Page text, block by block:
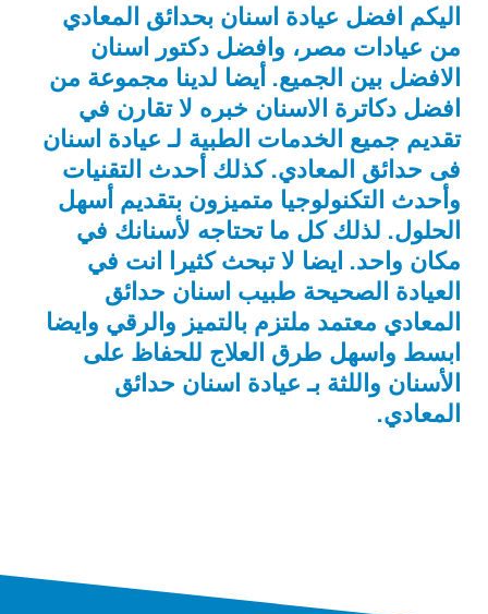
اليكم افضل عيادة اسنان بحدائق المعادي
من عيادات مصر، وافضل دكتور اسنان
الافضل بين الجميع. أيضا لدينا مجموعة من
افضل دكاترة الاسنان خبره لا تقارن في
تقديم جميع الخدمات الطبية لـ عيادة اسنان
فى حدائق المعادي. كذلك أحدث التقنيات
وأحدث التكنولوجيا متميزون بتقديم أسهل
الحلول. لذلك كل ما تحتاجه لأسنانك في
مكان واحد. ايضا لا تبحث كثيرا انت في
العيادة الصحيحة طبيب اسنان حدائق
المعادي معتمد ملتزم بالتميز والرقي وايضا
ابسط واسهل طرق العلاج للحفاظ على
الأسنان واللثة بـ عيادة اسنان حدائق
المعادي.